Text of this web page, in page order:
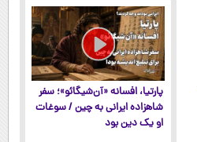
یخ!
شروع کاهش
وزن
پارتیا، افسانه «آن‌شیگائو»؛ سفر
شاهزاده ایرانی به چین / سوغات
او یک دین بود